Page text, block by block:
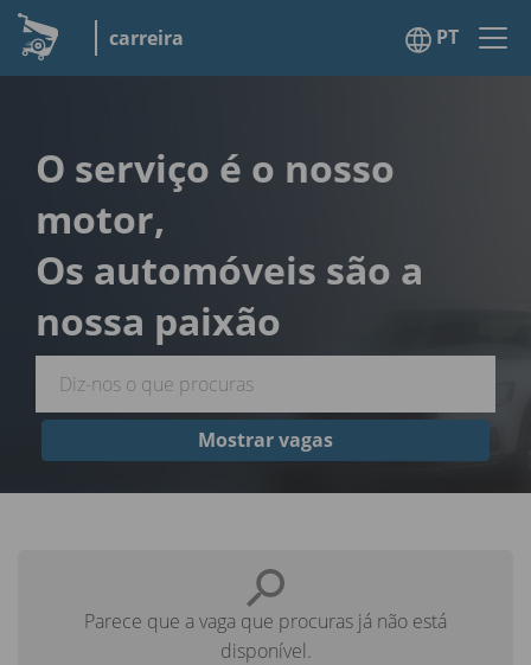
carreira PT
O serviço é o nosso
motor,
Os automóveis são a
nossa paixão
Mostrar vagas
Parece que a vaga que procuras já não está
disponível.